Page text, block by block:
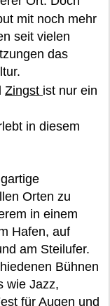
mit noch mehr
seit vielen
das
Zingst ist nur ein
in diesem
Orten zu
in einem
Hafen, auf
am Steilufer.
Bühnen
wie Jazz,
für Augen und